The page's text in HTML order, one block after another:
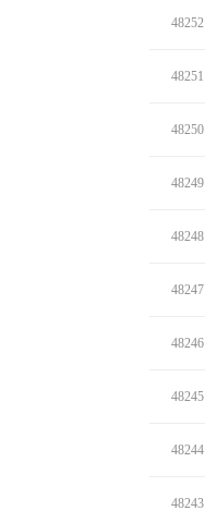
48252
48251
48250
48249
48248
48247
48246
48245
48244
48243